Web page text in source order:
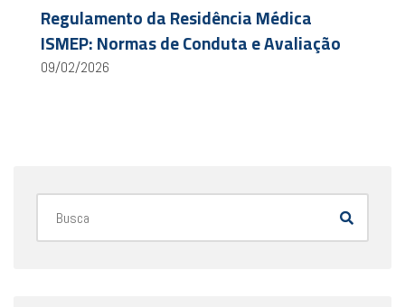
Regulamento da Residência Médica
ISMEP: Normas de Conduta e Avaliação
09/02/2026